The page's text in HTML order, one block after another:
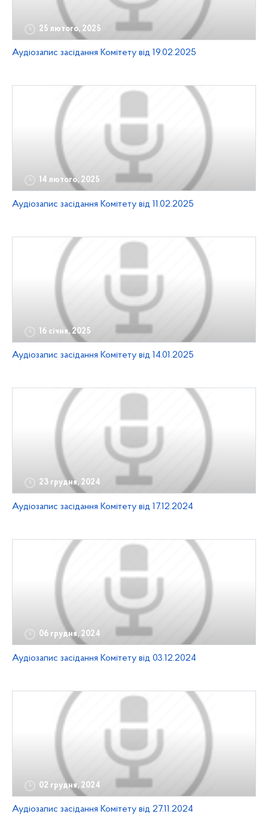
25 лютого, 2025
Аудіозапис засідання Комітету від 19.02.2025
14 лютого, 2025
Аудіозапис засідання Комітету від 11.02.2025
16 січня, 2025
Аудіозапис засідання Комітету від 14.01.2025
23 грудня, 2024
Аудіозапис засідання Комітету від 17.12.2024
06 грудня, 2024
Аудіозапис засідання Комітету від 03.12.2024
02 грудня, 2024
Аудіозапис засідання Комітету від 27.11.2024